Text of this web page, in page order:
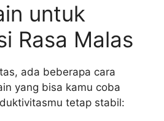
untuk
Rasa Malas
ada beberapa cara
yang bisa kamu coba
tetap stabil: